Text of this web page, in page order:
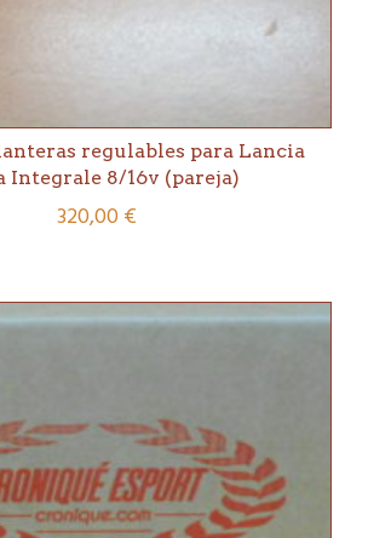
regulables para Lancia
Integrale 8/16v (pareja)
320,00€